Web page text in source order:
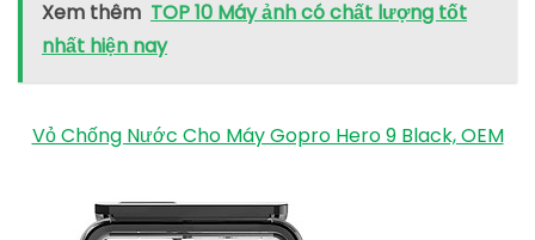
của máy ảnh GoPro Hero 9 đã được thay thế bằng
một màn hình màu to hơn, rộng khoảng 1,4 inch, rất
thiết thực. Hữu ích khi tự sướng hoặc quay vlog.
Không chỉ vậy, bạn cũng có thể tùy chỉnh mật độ hiển
phía sau to hơn 16% hiển thị hình ảnh và video sắc nét